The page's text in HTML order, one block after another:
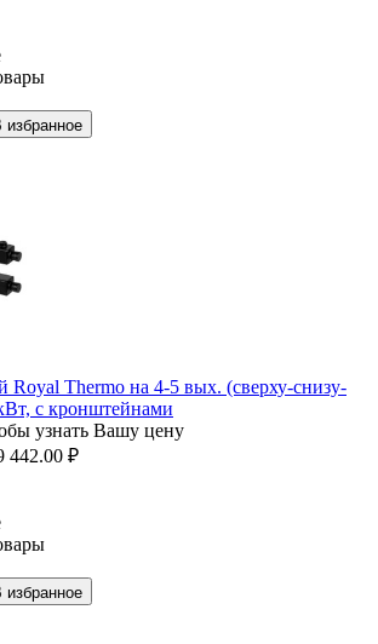
избранное
Royal Thermo на 4-5 вых. (сверху-снизу-
с кронштейнами
узнать Вашу цену
442.00 ₽
избранное